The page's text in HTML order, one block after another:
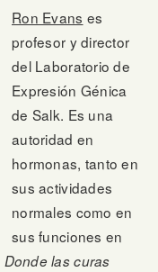
Ron Evans es
profesor y director
del Laboratorio de
Expresión Génica
de Salk. Es una
autoridad en
hormonas, tanto en
sus actividades
normales como en
sus funciones en
Donde las curas